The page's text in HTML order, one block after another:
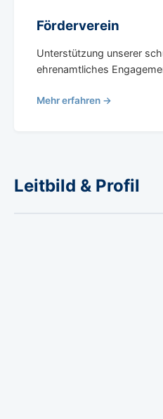
Förderverein
Unterstützung unserer
ehrenamtliches
Mehr erfahren →
Leitbild & Profil